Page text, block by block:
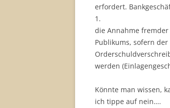
erfordert.
1.
die Annahme
Publikums, sofern
werden
Könnte man wissen,
ich tippe auf nein….